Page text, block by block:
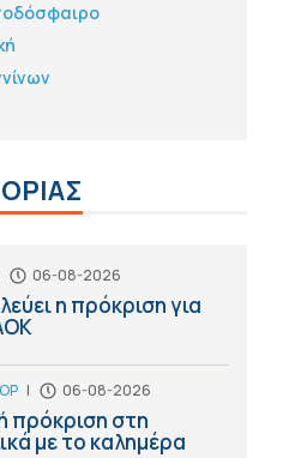
06-08-2026
η πρόκριση για
| 06-08-2026
πρόκριση στη
με το καλημέρα